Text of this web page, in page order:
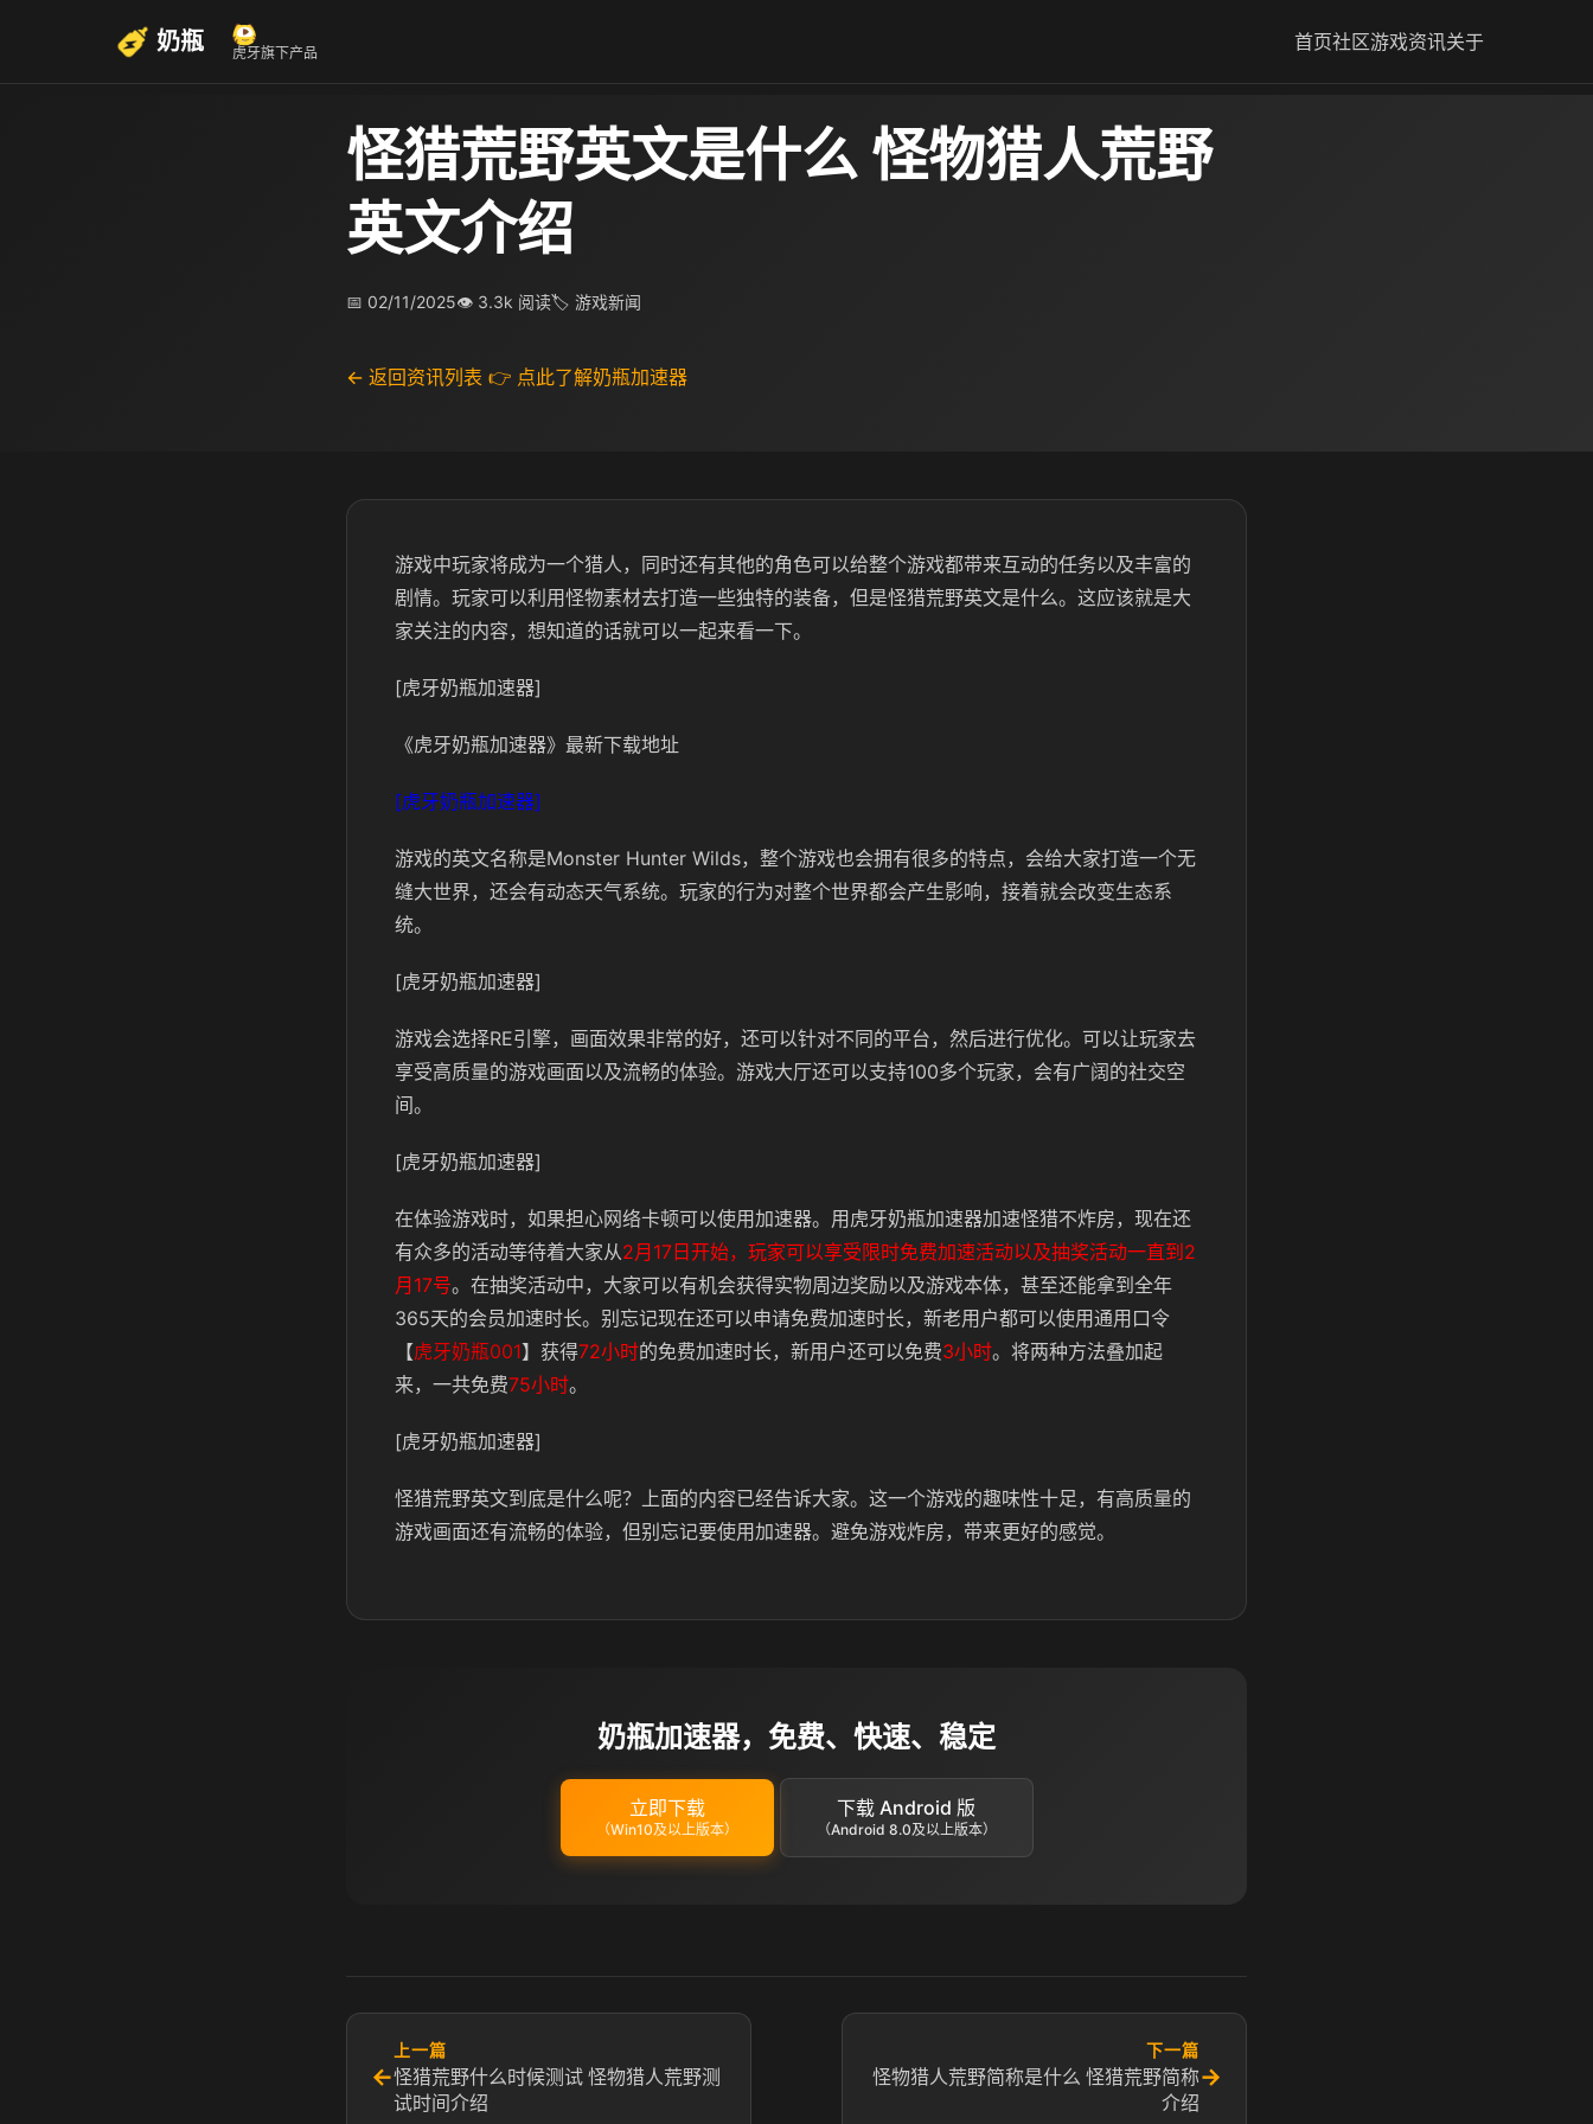
奶瓶 虎牙旗下产品 首页社区游戏资讯关于
怪猎荒野英文是什么 怪物猎人荒野
英文介绍
📅 02/11/2025👁 3.3k 阅读🏷 游戏新闻
← 返回资讯列表 👉 点此了解奶瓶加速器
游戏中玩家将成为一个猎人，同时还有其他的角色可以给整个游戏都带来互动的任务以及丰富的
剧情。玩家可以利用怪物素材去打造一些独特的装备，但是怪猎荒野英文是什么。这应该就是大
家关注的内容，想知道的话就可以一起来看一下。
[虎牙奶瓶加速器]
《虎牙奶瓶加速器》最新下载地址
[虎牙奶瓶加速器]
游戏的英文名称是Monster Hunter Wilds，整个游戏也会拥有很多的特点，会给大家打造一个无
缝大世界，还会有动态天气系统。玩家的行为对整个世界都会产生影响，接着就会改变生态系
统。
[虎牙奶瓶加速器]
游戏会选择RE引擎，画面效果非常的好，还可以针对不同的平台，然后进行优化。可以让玩家去
享受高质量的游戏画面以及流畅的体验。游戏大厅还可以支持100多个玩家，会有广阔的社交空
间。
[虎牙奶瓶加速器]
在体验游戏时，如果担心网络卡顿可以使用加速器。用虎牙奶瓶加速器加速怪猎不炸房，现在还
有众多的活动等待着大家从2月17日开始，玩家可以享受限时免费加速活动以及抽奖活动一直到2
月17号。在抽奖活动中，大家可以有机会获得实物周边奖励以及游戏本体，甚至还能拿到全年
365天的会员加速时长。别忘记现在还可以申请免费加速时长，新老用户都可以使用通用口令
【虎牙奶瓶001】获得72小时的免费加速时长，新用户还可以免费3小时。将两种方法叠加起
来，一共免费75小时。
[虎牙奶瓶加速器]
怪猎荒野英文到底是什么呢？上面的内容已经告诉大家。这一个游戏的趣味性十足，有高质量的
游戏画面还有流畅的体验，但别忘记要使用加速器。避免游戏炸房，带来更好的感觉。
奶瓶加速器，免费、快速、稳定
立即下载
（Win10及以上版本）
下载 Android 版
（Android 8.0及以上版本）
←
上一篇
怪猎荒野什么时候测试 怪物猎人荒野测
试时间介绍
下一篇
怪物猎人荒野简称是什么 怪猎荒野简称
介绍
→